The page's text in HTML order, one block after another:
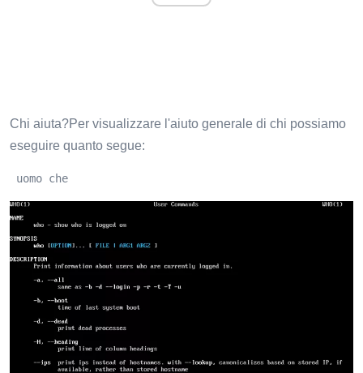
Chi aiuta?Per visualizzare l'aiuto generale di chi possiamo
eseguire quanto segue:
uomo che